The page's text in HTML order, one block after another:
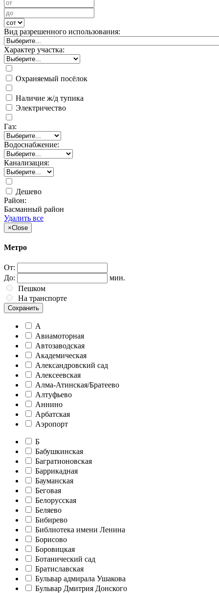
Вид разрешенного использования:
Характер участка:
Охраняемый посёлок
Наличие ж/д тупика
Электричество
Газ:
Водоснабжение:
Канализация:
Дешево
Район:
Басманный район
Удалить все
×Close
Метро
От:
До:
мин.
Пешком
На транспорте
Сохранить
А
Авиамоторная
Автозаводская
Академическая
Александровский сад
Алексеевская
Алма-Атинская/Братеево
Алтуфьево
Аннино
Арбатская
Аэропорт
Б
Бабушкинская
Багратионовская
Баррикадная
Бауманская
Беговая
Белорусская
Беляево
Бибирево
Библиотека имени Ленина
Борисово
Боровицкая
Ботанический сад
Братиславская
Бульвар адмирала Ушакова
Бульвар Дмитрия Донского